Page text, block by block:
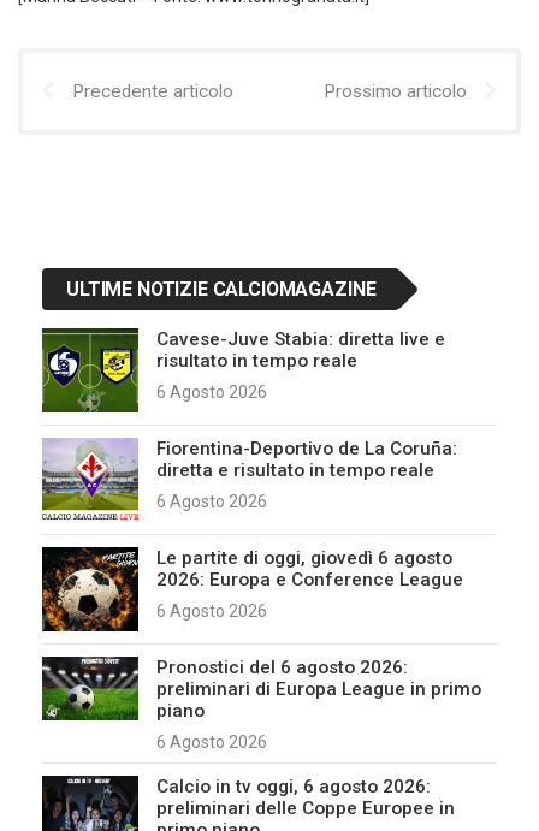
Precedente articolo Prossimo articolo
ULTIME NOTIZIE CALCIOMAGAZINE
Cavese-Juve Stabia: diretta live e
risultato in tempo reale
6 Agosto 2026
Fiorentina-Deportivo de La Coruña:
diretta e risultato in tempo reale
6 Agosto 2026
Le partite di oggi, giovedì 6 agosto
2026: Europa e Conference League
6 Agosto 2026
Pronostici del 6 agosto 2026:
preliminari di Europa League in primo
piano
6 Agosto 2026
Calcio in tv oggi, 6 agosto 2026:
preliminari delle Coppe Europee in